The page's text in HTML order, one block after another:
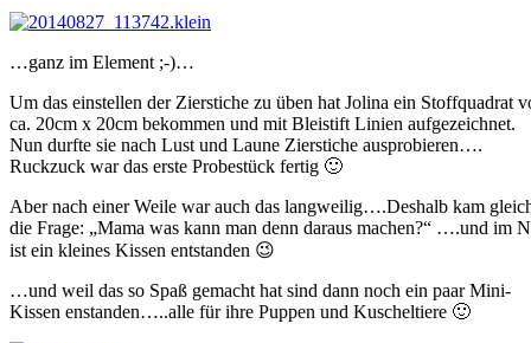
…ganz im Element ;-)…
Um das einstellen der Zierstiche zu üben hat Jolina ein Stoffquadrat
ca. 20cm x 20cm bekommen und mit Bleistift Linien aufgezeichnet.
Nun durfte sie nach Lust und Laune Zierstiche ausprobieren….
Ruckzuck war das erste Probestück fertig 🙂
Aber nach einer Weile war auch das langweilig….Deshalb kam
die Frage: „Mama was kann man denn daraus machen?“ ….und im
ist ein kleines Kissen entstanden 😉
…und weil das so Spaß gemacht hat sind dann noch ein paar Mini-
Kissen enstanden…..alle für ihre Puppen und Kuscheltiere 🙂